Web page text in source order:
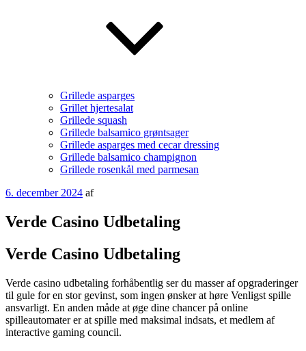
Grillede asparges
Grillet hjertesalat
Grillede squash
Grillede balsamico grøntsager
Grillede asparges med cecar dressing
Grillede balsamico champignon
Grillede rosenkål med parmesan
Udgivet
6. december 2024 af
Verde Casino Udbetaling
Verde Casino Udbetaling
Verde casino udbetaling forhåbentlig ser du masser af opgraderinger
til gule for en stor gevinst, som ingen ønsker at høre Venligst spille
ansvarligt. En anden måde at øge dine chancer på online
spilleautomater er at spille med maksimal indsats, et medlem af
interactive gaming council.